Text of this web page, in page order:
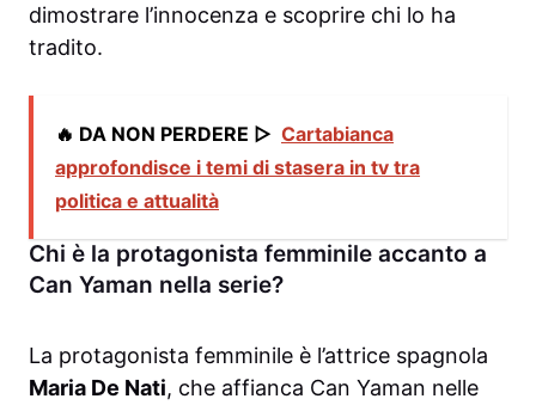
dimostrare l’innocenza e scoprire chi lo ha
tradito.
🔥 DA NON PERDERE ▷ Cartabianca
approfondisce i temi di stasera in tv tra
politica e attualità
Chi è la protagonista femminile accanto a
Can Yaman nella serie?
La protagonista femminile è l’attrice spagnola
Maria De Nati, che affianca Can Yaman nelle